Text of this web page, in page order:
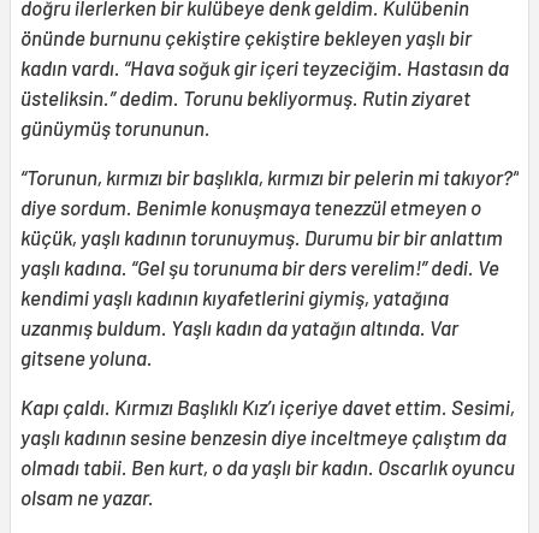
doğru ilerlerken bir kulübeye denk geldim. Kulübenin
önünde burnunu çekiştire çekiştire bekleyen yaşlı bir
kadın vardı. “Hava soğuk gir içeri teyzeciğim. Hastasın da
üsteliksin.” dedim. Torunu bekliyormuş. Rutin ziyaret
günüymüş torununun.
“Torunun, kırmızı bir başlıkla, kırmızı bir pelerin mi takıyor?”
diye sordum. Benimle konuşmaya tenezzül etmeyen o
küçük, yaşlı kadının torunuymuş. Durumu bir bir anlattım
yaşlı kadına. “Gel şu torunuma bir ders verelim!” dedi. Ve
kendimi yaşlı kadının kıyafetlerini giymiş, yatağına
uzanmış buldum. Yaşlı kadın da yatağın altında. Var
gitsene yoluna.
Kapı çaldı. Kırmızı Başlıklı Kız’ı içeriye davet ettim. Sesimi,
yaşlı kadının sesine benzesin diye inceltmeye çalıştım da
olmadı tabii. Ben kurt, o da yaşlı bir kadın. Oscarlık oyuncu
olsam ne yazar.